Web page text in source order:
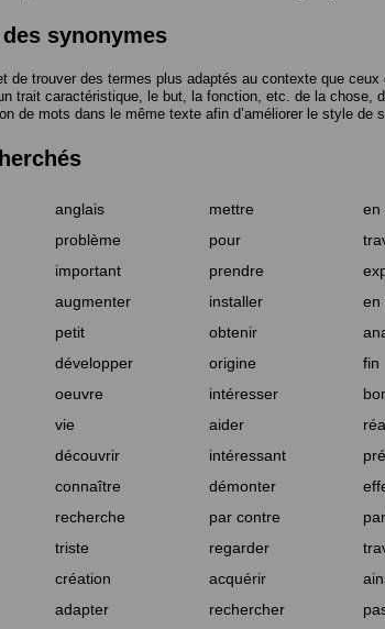
synonymes
de trouver des termes plus adaptés au contexte que
trait caractéristique, le but, la fonction, etc. de la chose,
de mots dans le même texte afin d’améliorer le style de
anglais mettre en
problème pour
important prendre
augmenter installer en
petit obtenir
développer origine fin
oeuvre intéresser
vie aider
découvrir intéressant
connaître démonter
recherche par contre
triste regarder
création acquérir
adapter rechercher